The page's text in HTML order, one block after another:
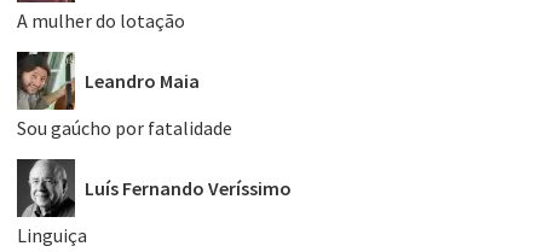
A mulher do lotação
Leandro Maia
Sou gaúcho por fatalidade
Luís Fernando Veríssimo
Linguiça